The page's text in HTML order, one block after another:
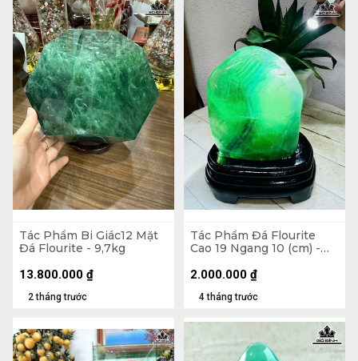
Tác Phẩm Bi Giác12 Mặt
Đá Flourite - 9,7kg
2 tháng trước
13.800.000 ₫
Tác Phẩm Đá Flourite
Cao 19 Ngang 10 (cm) -
4 tháng trước
2.000.000 ₫